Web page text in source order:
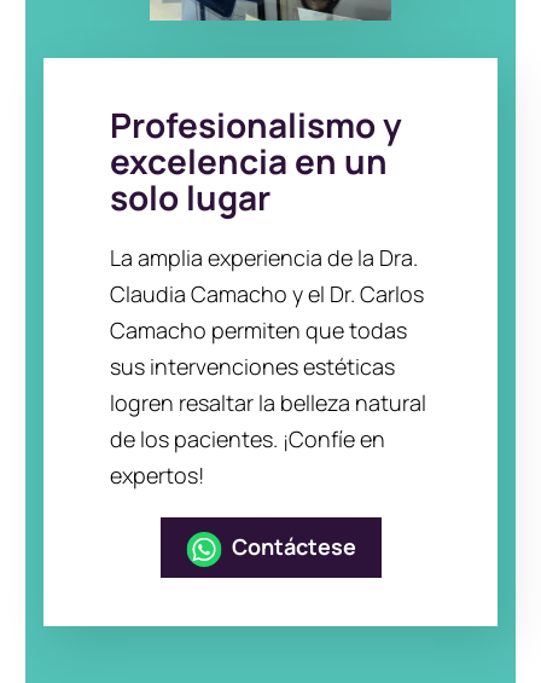
Profesionalismo y
excelencia en un
solo lugar
La amplia experiencia de la Dra.
Claudia Camacho y el Dr. Carlos
Camacho permiten que todas
sus intervenciones estéticas
logren resaltar la belleza natural
de los pacientes. ¡Confíe en
expertos!
Contáctese